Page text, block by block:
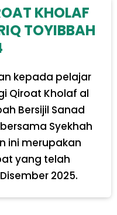
KHOLAF
TOYIBBAH
kepada pelajar
Qiroat Kholaf al
Bersijil Sanad
Syekhah
ini merupakan
yang telah
2025.